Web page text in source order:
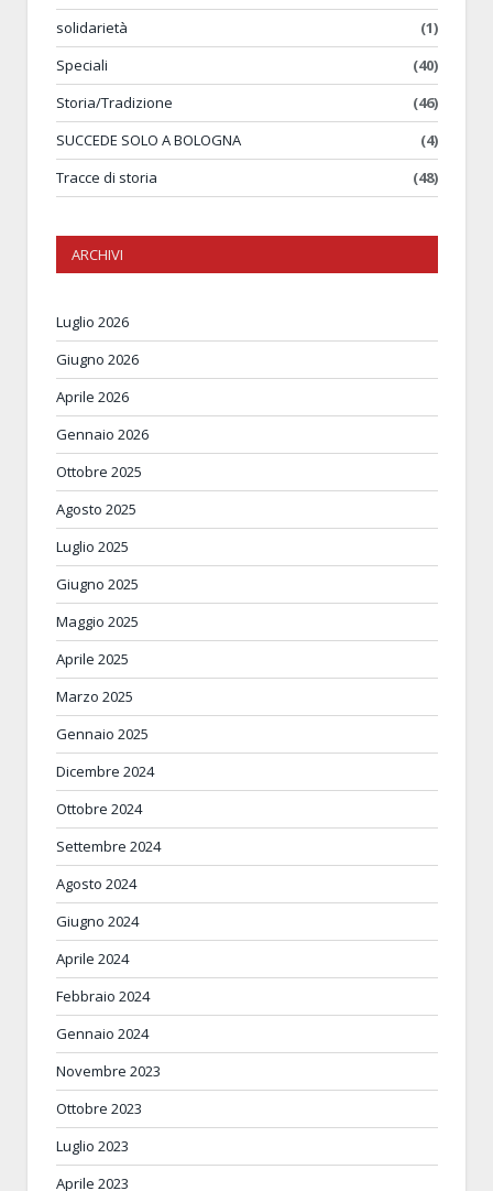
solidarietà
(1)
Speciali
(40)
Storia/Tradizione
(46)
SUCCEDE SOLO A BOLOGNA
(4)
Tracce di storia
(48)
ARCHIVI
Luglio 2026
Giugno 2026
Aprile 2026
Gennaio 2026
Ottobre 2025
Agosto 2025
Luglio 2025
Giugno 2025
Maggio 2025
Aprile 2025
Marzo 2025
Gennaio 2025
Dicembre 2024
Ottobre 2024
Settembre 2024
Agosto 2024
Giugno 2024
Aprile 2024
Febbraio 2024
Gennaio 2024
Novembre 2023
Ottobre 2023
Luglio 2023
Aprile 2023